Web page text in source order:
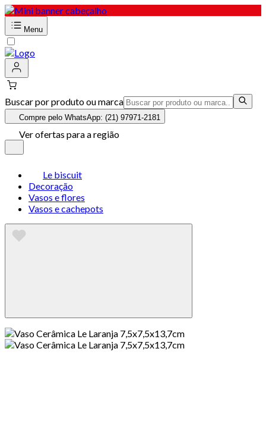
Menu
Buscar por produto ou marca
Compre pelo WhatsApp: (21) 97971-2181
Ver ofertas para a região
Le biscuit
Decoração
Vasos e flores
Vasos e cachepots